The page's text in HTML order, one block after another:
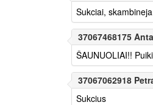
Sukciai,
37067468175
ŠAUNUOLIAI!!
37067062918
Sukcius